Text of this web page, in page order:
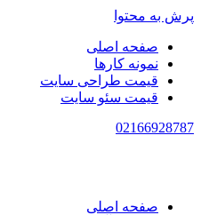
پرش به محتوا
صفحه اصلی
نمونه کارها
قیمت طراحی سایت
قیمت سئو سایت
02166928787
صفحه اصلی